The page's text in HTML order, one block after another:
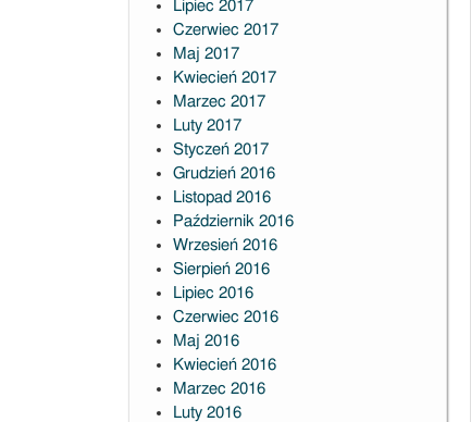
Lipiec 2017
Czerwiec 2017
Maj 2017
Kwiecień 2017
Marzec 2017
Luty 2017
Styczeń 2017
Grudzień 2016
Listopad 2016
Październik 2016
Wrzesień 2016
Sierpień 2016
Lipiec 2016
Czerwiec 2016
Maj 2016
Kwiecień 2016
Marzec 2016
Luty 2016